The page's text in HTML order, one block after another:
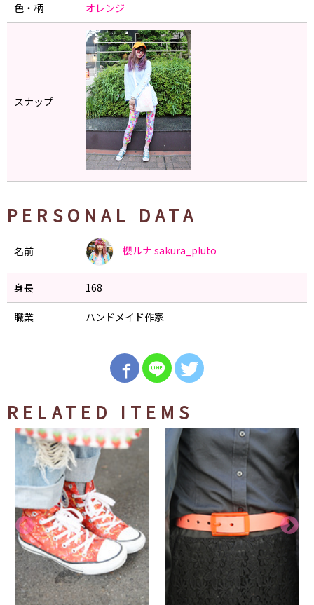
色・柄 オレンジ
スナップ
PERSONAL DATA
名前 櫻ルナ sakura_pluto
身長 168
職業 ハンドメイド作家
RELATED ITEMS